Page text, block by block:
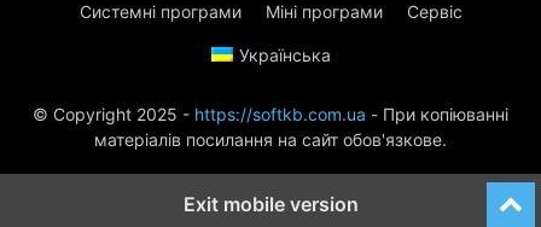
Системні програми Міні програми Сервіс
Українська
© Copyright 2025 - https://softkb.com.ua - При копіюванні
матеріалів посилання на сайт обов'язкове.
Exit mobile version